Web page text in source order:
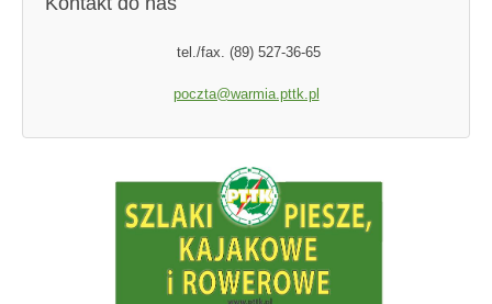
tel./fax. (89) 527-36-65
poczta@warmia.pttk.pl